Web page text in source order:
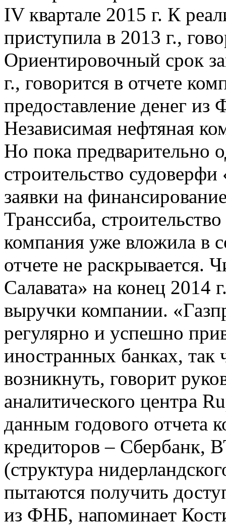
IV квартале 2015 г. К
приступила в 2013 г.,
Ориентировочный срок
г., говорится в отчете
предоставление денег
Независимая нефтяная
Но пока предварительно
строительство
заявки на
Транссиба,
компания уже вложила в
отчете не раскрывается.
Салавата» на конец 2014
выручки компании.
регулярно и успешно
иностранных банках,
возникнуть, говорит
аналитического центра
данным годового отчета
кредиторов – Сбербанк,
(структура
пытаются получить
из ФНБ, напоминает